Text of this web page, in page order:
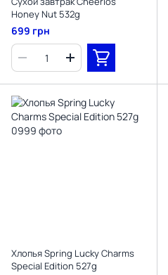
Honey Nut 532g
699 грн
Хлопья Spring Lucky Charms
Special Edition 527g